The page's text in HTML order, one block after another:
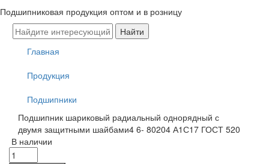
Подшипниковая продукция оптом и в розницу
Главная
Продукция
Подшипники
Подшипник шариковый радиальный однорядный с
двумя защитными шайбами4 6- 80204 А1С17 ГОСТ 520
В наличии